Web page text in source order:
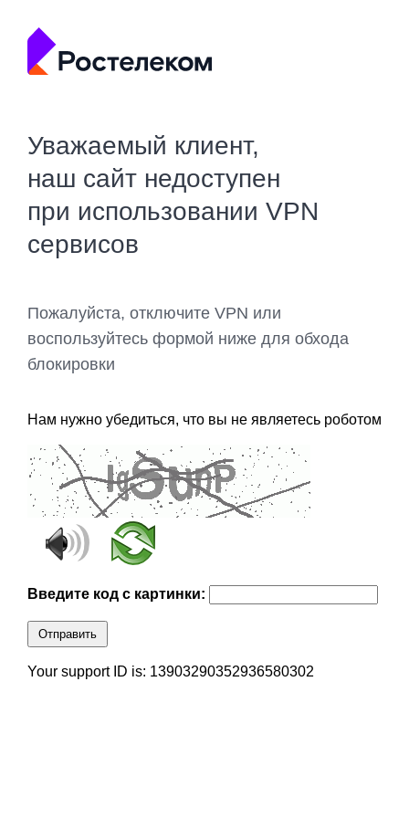
Уважаемый клиент,
наш сайт недоступен
при использовании VPN
сервисов
Пожалуйста, отключите VPN или
воспользуйтесь формой ниже для обхода
блокировки
Нам нужно убедиться, что вы не являетесь роботом
Введите код с картинки:
Отправить
Your support ID is: 13903290352936580302